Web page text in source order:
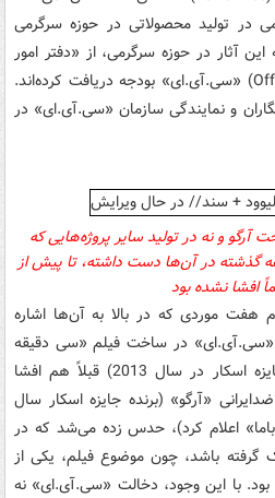
در تولید محصولاتی در حوزه سرگرمی
آثار در حوزه سرگرمی، از «دفتر امور
)
«سی.‌آی.ای» بودجه دریافت کرده‌اند.
و نمایندگی سازمان «سی.‌آی.ای» در
آرگو و نه در تولید سایر پروژه‌هایی که
در آن‌ها دست داشته، تا پیش از
افشا نشده بود
هفت موردی که در بالا به آن‌ها اشاره
«سی.‌آی.ای» در ساخت فیلم «سی دقیقه
پس از نیمه‌شب» (برنده یک جایزه اسکار در سال 2013) قبلاً هم افشا
«آرگو» (برنده جایزه اسکار سال
اوباما» اعلام کرد)، حدس زده می‌شد که در
گرفته باشد، چون موضوع فیلم، یکی از
بود. با این وجود، دخالت «سی.‌آی.ای» نه